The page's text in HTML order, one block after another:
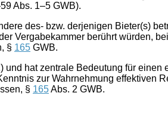
Abs. 1–5 GWB).
des- bzw. derjenigen Bieter(s)
Ver­gabekammer berührt würden,
§ 165 GWB.
und hat zentrale Bedeutung für
zur Wahrnehmung effektiven
§ 165Abs. 2 GWB.